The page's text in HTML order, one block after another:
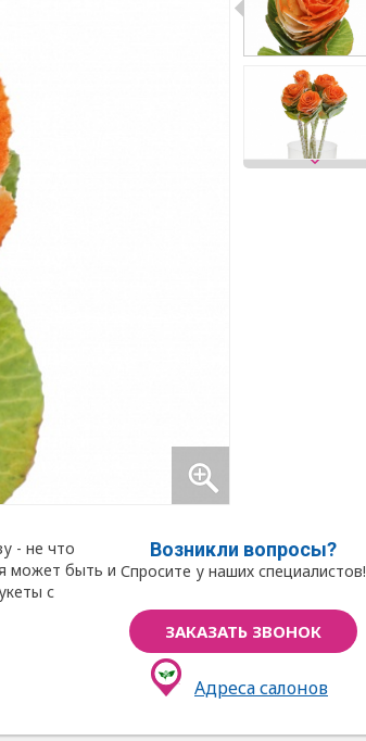
- не что
может быть и
с
Возникли вопросы?
Спросите у наших специалистов!
ЗАКАЗАТЬ ЗВОНОК
Адреса салонов